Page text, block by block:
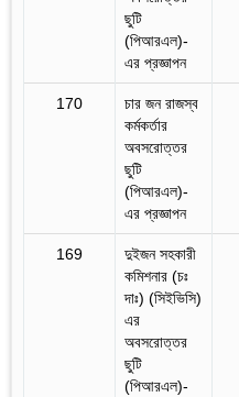
ছুটি
(পিআরএল)-
এর প্রজ্ঞাপন
170
চার জন রাজস্ব
কর্মকর্তার
অবসরোত্তর
ছুটি
(পিআরএল)-
এর প্রজ্ঞাপন
169
দুইজন সহকারী
কমিশনার (চঃ
দাঃ) (সিইভিসি)
এর
অবসরোত্তর
ছুটি
(পিআরএল)-